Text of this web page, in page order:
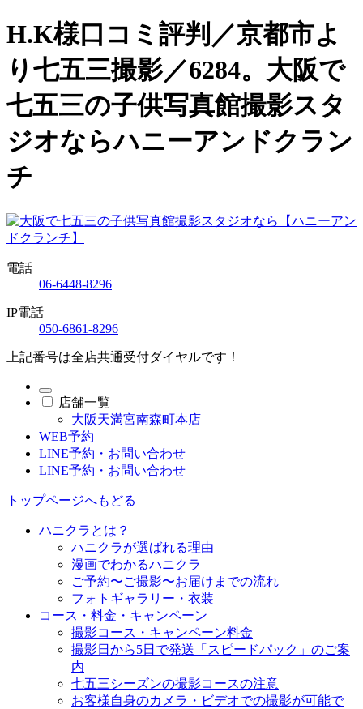
H.K様口コミ評判／京都市よ
り七五三撮影／6284。大阪で
七五三の子供写真館撮影スタ
ジオならハニーアンドクラン
チ
電話
06-6448-8296
IP電話
050-6861-8296
上記番号は全店共通受付ダイヤルです！
店舗一覧
大阪天満宮南森町本店
WEB予約
LINE予約・お問い合わせ
LINE予約・お問い合わせ
トップページへもどる
ハニクラとは？
ハニクラが選ばれる理由
漫画でわかるハニクラ
ご予約〜ご撮影〜お届けまでの流れ
フォトギャラリー・衣装
コース・料金・キャンペーン
撮影コース・キャンペーン料金
撮影日から5日で発送「スピードパック」のご案
内
七五三シーズンの撮影コースの注意
お客様自身のカメラ・ビデオでの撮影が可能で